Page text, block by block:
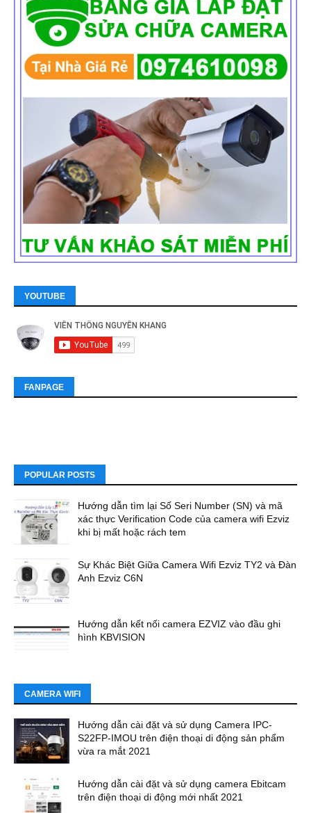
YOUTUBE
FANPAGE
POPULAR POSTS
Hướng dẫn tìm lại Số Seri Number (SN) và mã
xác thực Verification Code của camera wifi Ezviz
khi bị mất hoặc rách tem
Sự Khác Biệt Giữa Camera Wifi Ezviz TY2 và Đàn
Anh Ezviz C6N
Hướng dẫn kết nối camera EZVIZ vào đầu ghi
hình KBVISION
CAMERA WIFI
Hướng dẫn cài đặt và sử dụng Camera IPC-
S22FP-IMOU trên điện thoại di động sản phẩm
vừa ra mắt 2021
Hướng dẫn cài đặt và sử dụng camera Ebitcam
trên điện thoại di động mới nhất 2021